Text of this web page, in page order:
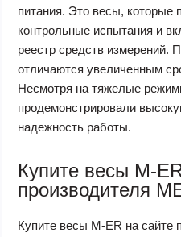
питания. Это весы,
контрольные испытания и
реестр средств измерений.
отличаются увеличенным
Несмотря на тяжелые
продемонстрировали
надежность работы.
Купите весы M-
производителя
Купите весы M-ER на сайте